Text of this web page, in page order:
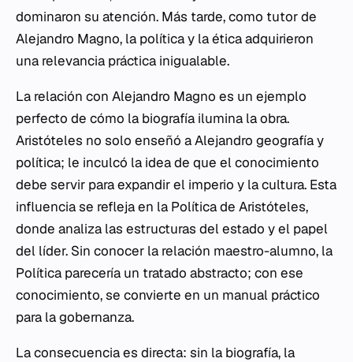
dominaron su atención. Más tarde, como tutor de
Alejandro Magno, la política y la ética adquirieron
una relevancia práctica inigualable.
La relación con Alejandro Magno es un ejemplo
perfecto de cómo la biografía ilumina la obra.
Aristóteles no solo enseñó a Alejandro geografía y
política; le inculcó la idea de que el conocimiento
debe servir para expandir el imperio y la cultura. Esta
influencia se refleja en la Políticade Aristóteles,
donde analiza las estructuras del estado y el papel
del líder. Sin conocer la relación maestro-alumno, la
Política parecería un tratado abstracto; con ese
conocimiento, se convierte en un manual práctico
para la gobernanza.
La consecuencia es directa: sin la biografía, la